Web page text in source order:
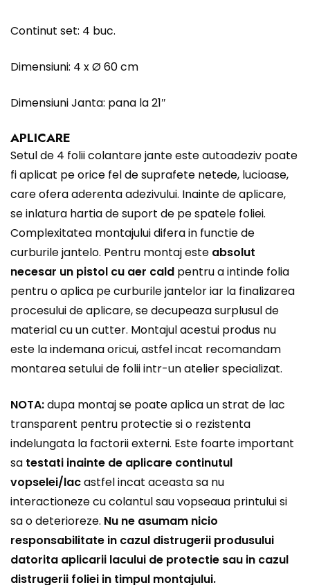
Continut set: 4 buc.
Dimensiuni: 4 x Ø 60 cm
Dimensiuni Janta: pana la 21″
APLICARE
Setul de 4 folii colantare jante este autoadeziv poate
fi aplicat pe orice fel de suprafete netede, lucioase,
care ofera aderenta adezivului. Inainte de aplicare,
se inlatura hartia de suport de pe spatele foliei.
Complexitatea montajului difera in functie de
curburile jantelo. Pentru montaj este absolut
necesar un pistol cu aer cald pentru a intinde folia
pentru o aplica pe curburile jantelor iar la finalizarea
procesului de aplicare, se decupeaza surplusul de
material cu un cutter. Montajul acestui produs nu
este la indemana oricui, astfel incat recomandam
montarea setului de folii intr-un atelier specializat.
NOTA:dupa montaj se poate aplica un strat de lac
transparent pentru protectie si o rezistenta
indelungata la factorii externi. Este foarte important
sa testati inainte de aplicare continutul
vopselei/lacastfel incat aceasta sa nu
interactioneze cu colantul sau vopseaua printului si
sa o deterioreze. Nu ne asumam nicio
responsabilitate in cazul distrugerii produsului
datorita aplicarii lacului de protectie sau in cazul
distrugerii foliei in timpul montajului.